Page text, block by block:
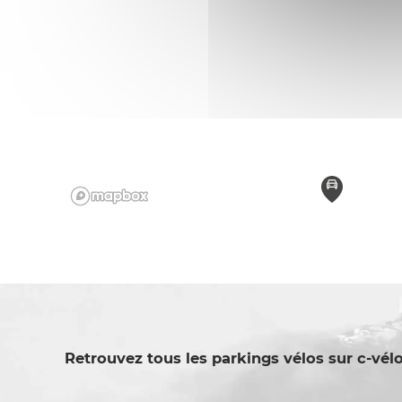
Retrouvez tous les parkings vélos sur c-